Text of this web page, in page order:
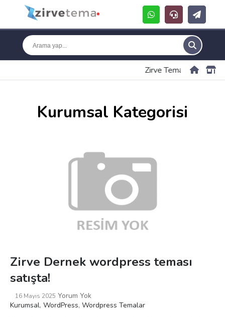
Zirve Tema Kurumsal
Kurumsal Kategorisi
Zirve Dernek wordpress teması
satışta!
16 Mayıs 2025 Yorum Yok
Kurumsal, WordPress, Wordpress Temalar